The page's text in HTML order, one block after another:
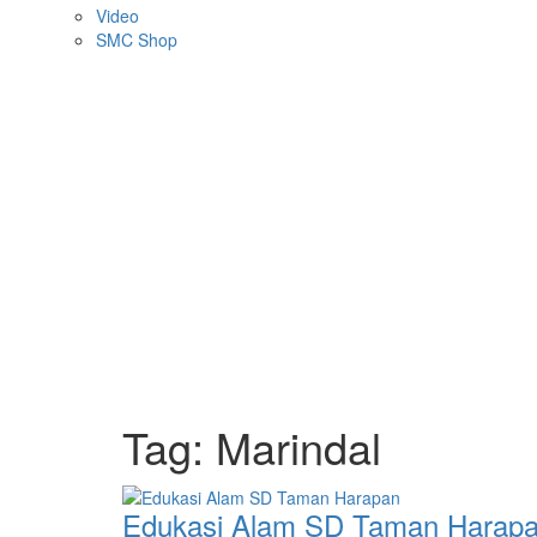
Video
SMC Shop
Tag: Marindal
Edukasi Alam SD Taman